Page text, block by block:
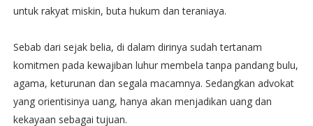
untuk rakyat miskin, buta hukum dan teraniaya.
Sebab dari sejak belia, di dalam dirinya sudah tertanam
komitmen pada kewajiban luhur membela tanpa pandang bulu,
agama, keturunan dan segala macamnya. Sedangkan advokat
yang orientisinya uang, hanya akan menjadikan uang dan
kekayaan sebagai tujuan.